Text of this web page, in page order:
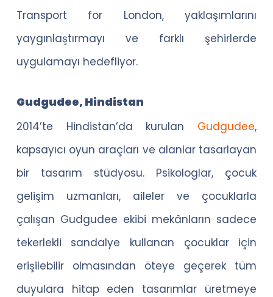
Transport for London, yaklaşımlarını
yaygınlaştırmayı ve farklı şehirlerde
uygulamayı hedefliyor.
Gudgudee, Hindistan
2014’te Hindistan’da kurulan Gudgudee,
kapsayıcı oyun araçları ve alanlar tasarlayan
bir tasarım stüdyosu. Psikologlar, çocuk
gelişim uzmanları, aileler ve çocuklarla
çalışan Gudgudee ekibi mekânların sadece
tekerlekli sandalye kullanan çocuklar için
erişilebilir olmasından öteye geçerek tüm
duyulara hitap eden tasarımlar üretmeye